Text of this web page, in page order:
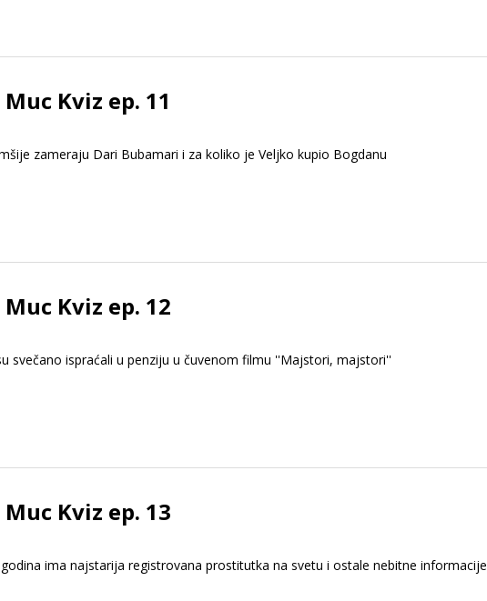
Kviz ep. 11
zameraju Dari Bubamari i za koliko je Veljko kupio Bogdanu
Muc Kviz ep. 12
svečano ispraćali u penziju u čuvenom filmu ''Majstori, majstori''
Muc Kviz ep. 13
ima najstarija registrovana prostitutka na svetu i ostale nebitne informacije